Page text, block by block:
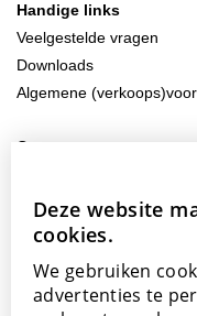
Handige links
Veelgestelde vragen
Downloads
Algemene
Contacteer ons
+32 56 77 45 15
Onze showroom
Onze verkooppunten
Deze website
cookies.
We gebruiken
advertenties te